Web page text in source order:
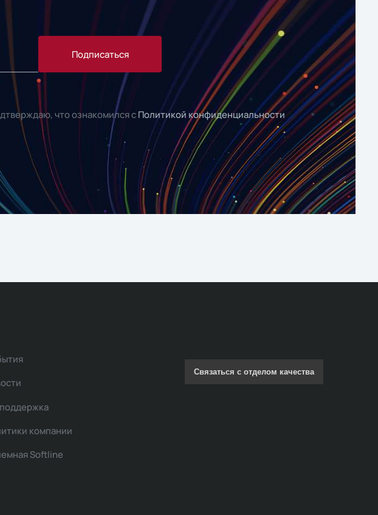
Подписаться
что ознакомился с Политикой конфиденциальности
компании
Softline
Связаться с отделом качества